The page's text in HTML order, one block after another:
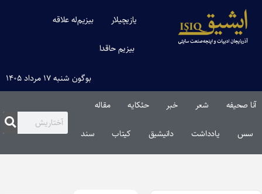
یازیچیلار بیزیم‌له علاقه
بیزیم حاقدا
بوگون شنبه ۱۷ مرداد ۱۴۰۵
آنا صحیفه شعر خبر حئکایه مقاله‌
سس یادداشت دانیشیق کیتاب سند